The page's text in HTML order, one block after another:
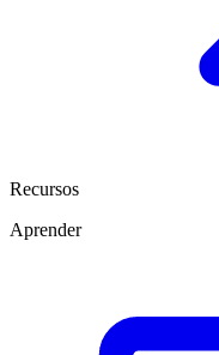
Recursos
Aprender